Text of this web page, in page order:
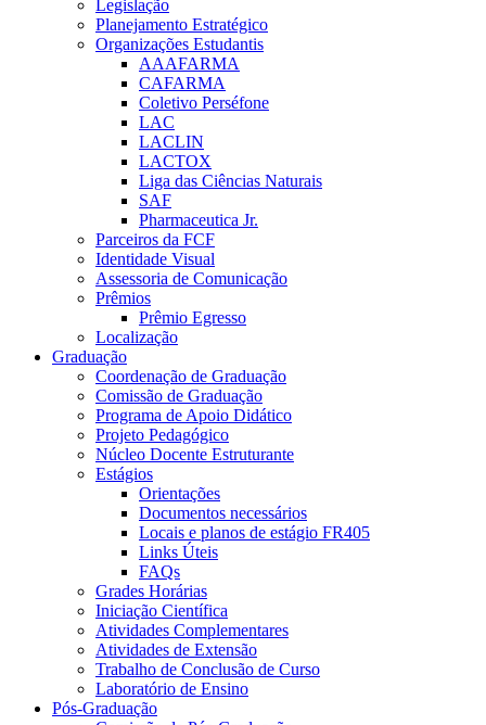
Legislação
Planejamento Estratégico
Organizações Estudantis
AAAFARMA
CAFARMA
Coletivo Perséfone
LAC
LACLIN
LACTOX
Liga das Ciências Naturais
SAF
Pharmaceutica Jr.
Parceiros da FCF
Identidade Visual
Assessoria de Comunicação
Prêmios
Prêmio Egresso
Localização
Graduação
Coordenação de Graduação
Comissão de Graduação
Programa de Apoio Didático
Projeto Pedagógico
Núcleo Docente Estruturante
Estágios
Orientações
Documentos necessários
Locais e planos de estágio FR405
Links Úteis
FAQs
Grades Horárias
Iniciação Científica
Atividades Complementares
Atividades de Extensão
Trabalho de Conclusão de Curso
Laboratório de Ensino
Pós-Graduação